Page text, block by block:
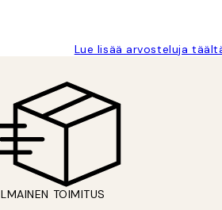
Lue lisää arvosteluja
TOIMITUS